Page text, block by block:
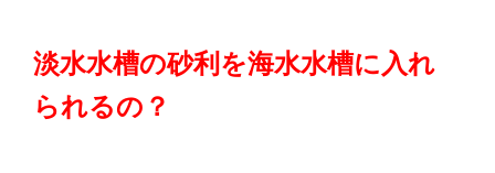
淡水水槽の砂利を海水水槽に入れ
られるの？